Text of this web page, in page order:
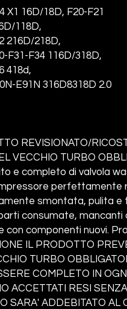
X1 16D/18D, F20-F21
118D,
216D/218D,
F31-F34 116D/318D,
418d,
E91N 316D8318D 2.0
REVISIONATO/
VECCHIO TURBO
e completo di valvola
perfettamente
smontata, pulita e
consumate,
con componenti nuovi.
IL PRODOTTO
TURBO
COMPLETO IN
ACCETTATI RESI
SARA' ADDEBITATO AL